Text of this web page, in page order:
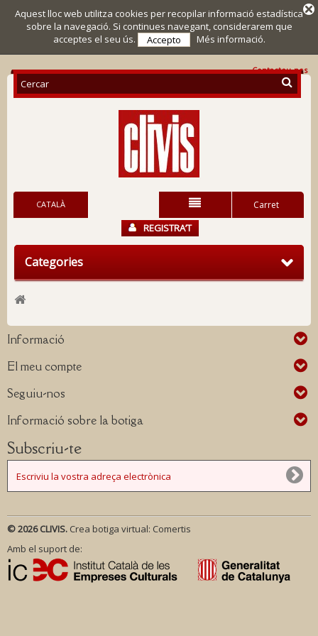
Contacteu-nos
Carret
CATALÀ
REGISTRA’T
Categories
Informació
El meu compte
Seguiu-nos
Informació sobre la botiga
Subscriu-te
Aquest lloc web utilitza cookies per recopilar informació estadística
sobre la navegació. Si continues navegant, considerarem que
acceptes el seu ús.
Accepto Més informació.
© 2026 CLIVIS. Crea botiga virtual: Comertis
Amb el suport de: